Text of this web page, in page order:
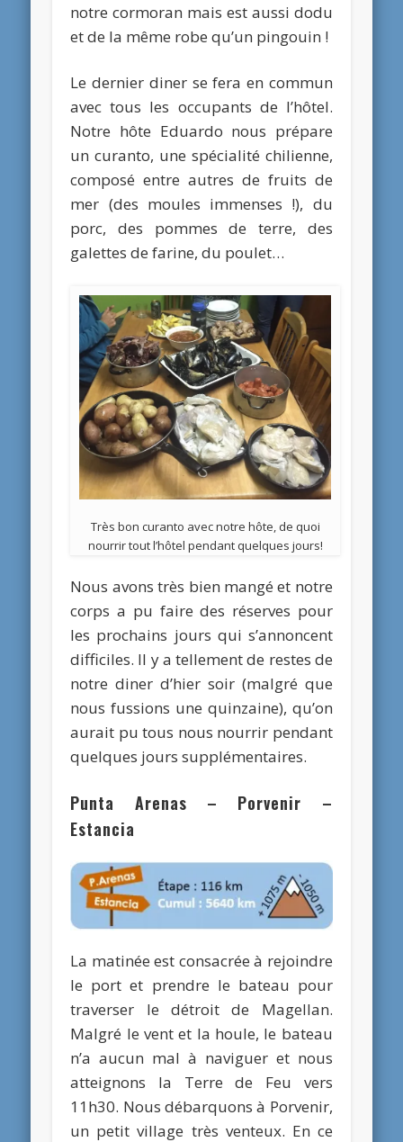
notre cormoran mais est aussi dodu
et de la même robe qu’un pingouin !
Le dernier diner se fera en commun
avec tous les occupants de l’hôtel.
Notre hôte Eduardo nous prépare
un curanto, une spécialité chilienne,
composé entre autres de fruits de
mer (des moules immenses !), du
porc, des pommes de terre, des
galettes de farine, du poulet…
Très bon curanto avec notre hôte, de quoi
nourrir tout l’hôtel pendant quelques jours!
Nous avons très bien mangé et notre
corps a pu faire des réserves pour
les prochains jours qui s’annoncent
difficiles. Il y a tellement de restes de
notre diner d’hier soir (malgré que
nous fussions une quinzaine), qu’on
aurait pu tous nous nourrir pendant
quelques jours supplémentaires.
Punta Arenas – Porvenir –
Estancia
La matinée est consacrée à rejoindre
le port et prendre le bateau pour
traverser le détroit de Magellan.
Malgré le vent et la houle, le bateau
n’a aucun mal à naviguer et nous
atteignons la Terre de Feu vers
11h30. Nous débarquons à Porvenir,
un petit village très venteux. En ce